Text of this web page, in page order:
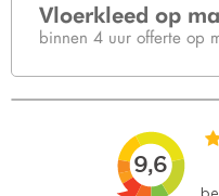
Vloerkleed op
binnen 4 uur offerte op